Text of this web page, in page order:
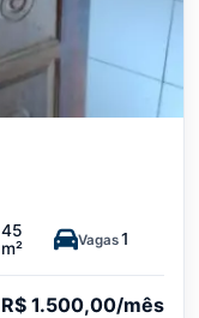
45
m²
Vagas1
R$ 1.500,00/mês